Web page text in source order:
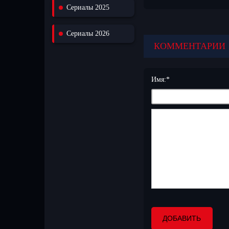
Сериалы 2025
Сериалы 2026
КОММЕНТАРИИ
Имя:*
ДОБАВИТЬ